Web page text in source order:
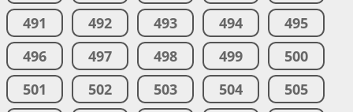
491
492 493 494
495
496
497 498 499
500
501
502 503 504
505